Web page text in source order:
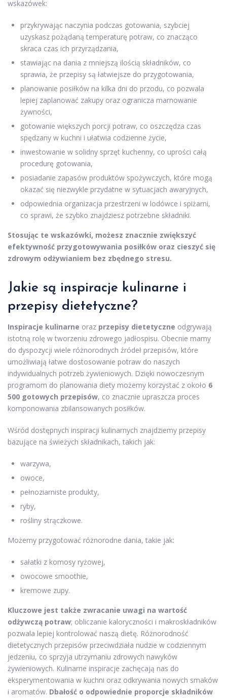
wskazówek:
przykrywając naczynia podczas gotowania, szybciej
uzyskasz pożądaną temperaturę potraw, co znacząco
skraca czas ich przyrządzania,
stawiając na dania z mniejszą ilością składników, co
sprawia, że przepisy są łatwiejsze do przygotowania,
planowanie posiłków na kilka dni do przodu, co pozwala
lepiej zaplanować zakupy oraz ogranicza marnowanie
żywności,
gotowanie większych porcji potraw, co oszczędza czas
spędzany w kuchni i ułatwia codzienne życie,
inwestowanie w solidny sprzęt kuchenny, co uprości całą
procedurę gotowania,
posiadanie zapasów produktów spożywczych, które mogą
okazać się niezwykle przydatne w sytuacjach awaryjnych,
odpowiednia organizacja przestrzeni w lodówce i spiżarni,
co sprawi, że szybko znajdziesz potrzebne składniki.
Stosując te wskazówki, możesz znacznie zwiększyć
efektywność przygotowywania posiłków oraz cieszyć się
zdrowym odżywianiem bez zbędnego stresu.
Jakie są inspiracje kulinarne i
przepisy dietetyczne?
Inspiracje kulinarne oraz przepisy dietetyczne odgrywają
istotną rolę w tworzeniu zdrowego jadłospisu. Obecnie mamy
do dyspozycji wiele różnorodnych źródeł przepisów, które
umożliwiają łatwe dostosowanie potraw do naszych
indywidualnych potrzeb żywieniowych. Dzięki nowoczesnym
programom do planowania diety możemy korzystać z około 6
500 gotowych przepisów, co znacznie upraszcza proces
komponowania zbilansowanych posiłków.
Wśród dostępnych inspiracji kulinarnych znajdziemy przepisy
bazujące na świeżych składnikach, takich jak:
warzywa,
owoce,
pełnoziarniste produkty,
ryby,
rośliny strączkowe.
Możemy przygotować różnorodne dania, takie jak:
sałatki z komosy ryżowej,
owocowe smoothie,
kremowe zupy.
Kluczowe jest także zwracanie uwagi na wartość
odżywczą potraw; obliczanie kaloryczności i makroskładników
pozwala lepiej kontrolować naszą dietę. Różnorodność
dietetycznych przepisów przeciwdziała nudzie w codziennym
jedzeniu, co sprzyja utrzymaniu zdrowych nawyków
żywieniowych. Kulinarne inspiracje zachęcają nas do
eksperymentowania w kuchni oraz odkrywania nowych smaków
i aromatów. Dbałość o odpowiednie proporcje składników